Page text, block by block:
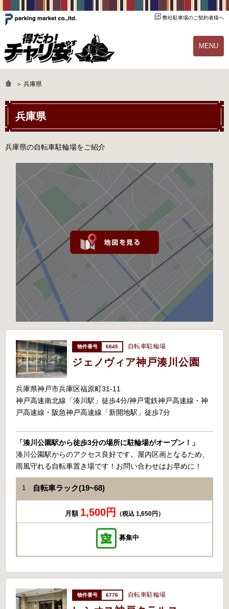
弊社駐車場のご契約者様へ
MENU
よくあるご質問 駐輪場オーナー様へ
＞ 兵庫県
兵庫県
兵庫県の自転車駐輪場をご紹介
6845 自転車駐輪場
ジェノヴィア神戸湊川公園
兵庫県神戸市兵庫区福原町31-11
神戸高速南北線「湊川駅」徒歩4分/神戸電鉄神戸高速線・神
戸高速線・阪急神戸高速線「新開地駅」徒歩7分
「湊川公園駅から徒歩3分の場所に駐輪場がオープン！」
湊川公園駅からのアクセス良好です。屋内区画となるため、
雨風守れる自転車置き場です！お問い合わせはお早めに！
1 自転車ラック(19~68)
月額 1,500円 （税込 1,650円）
募集中
6776 自転車駐輪場